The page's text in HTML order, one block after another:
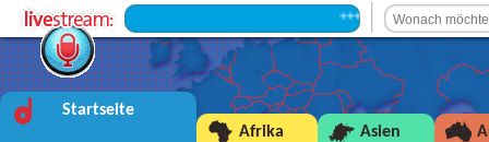
+++ Sendepause +++
Startseite
Afrika
Asien